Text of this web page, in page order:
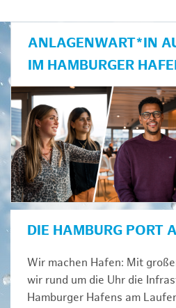
ANLAGENWART*IN
IM HAMBURGER
DIE HAMBURG PORT
Wir machen Hafen: Mit
wir rund um die Uhr die
Hamburger Hafens am